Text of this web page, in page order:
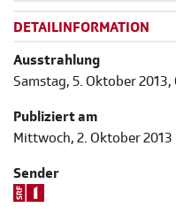
DETAILINFORMATION
Ausstrahlung
Samstag, 5. Oktober 2013,
Publiziert am
Mittwoch, 2. Oktober 2013
Sender